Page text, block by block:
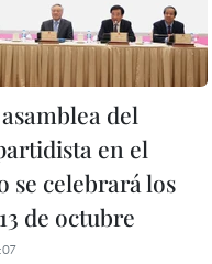
del
en el
se celebrará los
de octubre